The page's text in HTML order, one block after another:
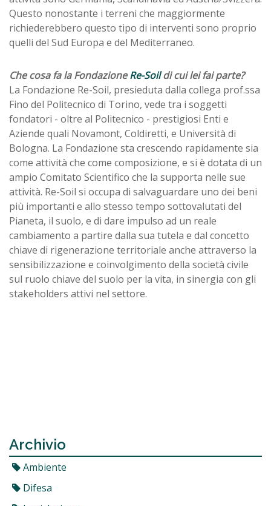
Questo nonostante i terreni che maggiormente
richiederebbero questo tipo di interventi sono proprio
quelli del Sud Europa e del Mediterraneo.
Che cosa fa la FondazioneRe-Soildi cui lei fai parte?
La Fondazione Re-Soil, presieduta dalla collega prof.ssa
Fino del Politecnico di Torino, vede tra i soggetti
fondatori - oltre al Politecnico - prestigiosi Enti e
Aziende quali Novamont, Coldiretti, e Università di
Bologna. La Fondazione sta crescendo rapidamente sia
come attività che come composizione, e si è dotata di un
ampio Comitato Scientifico che la supporta nelle sue
attività. Re-Soil si occupa di salvaguardare uno dei beni
più importanti e allo stesso tempo sottovalutati del
Pianeta, il suolo, e di dare impulso ad un reale
cambiamento a partire dalla sua tutela e dal concetto
chiave di rigenerazione territoriale anche attraverso la
sensibilizzazione e coinvolgimento della società civile
sul ruolo chiave del suolo per la vita, in sinergia con gli
stakeholders attivi nel settore.
Archivio
Ambiente
Difesa